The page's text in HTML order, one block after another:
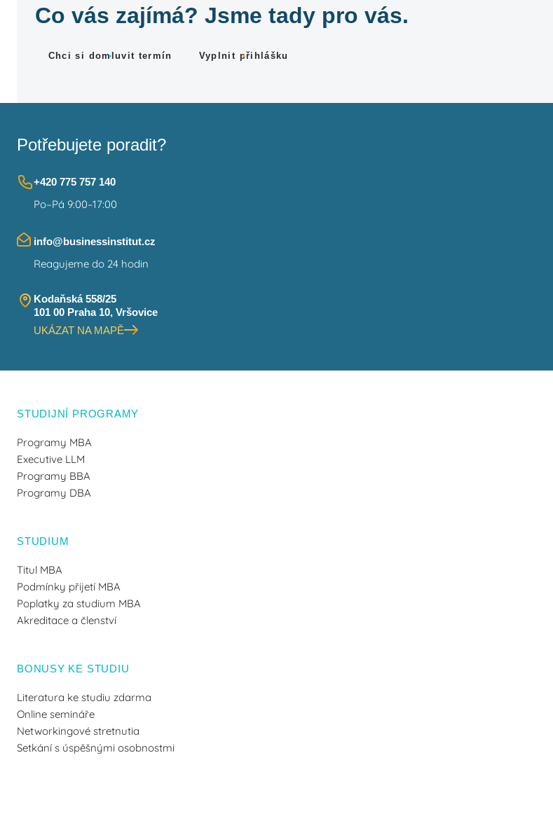
Co vás zajímá? Jsme tady pro vás.
Chci si domluvit termín Vyplnit přihlášku
Potřebujete poradit?
+420 775 757 140
Po–Pá 9:00–17:00
info@businessinstitut.cz
Reagujeme do 24 hodin
Kodaňská 558/25
101 00 Praha 10, Vršovice
UKÁZAT NA MAPĚ
STUDIJNÍ PROGRAMY
Programy MBA
Executive LLM
Programy BBA
Programy DBA
STUDIUM
Titul MBA
Podmínky přijetí MBA
Poplatky za studium MBA
Akreditace a členství
BONUSY KE STUDIU
Literatura ke studiu zdarma
Online semináře
Networkingové stretnutia
Setkání s úspěšnými osobnostmi